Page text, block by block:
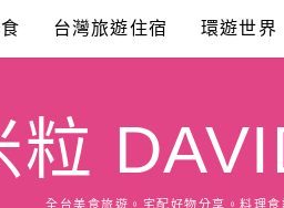
台灣旅遊住宿 環遊世界
粒
全台美食旅遊。宅配好物分享。料理食